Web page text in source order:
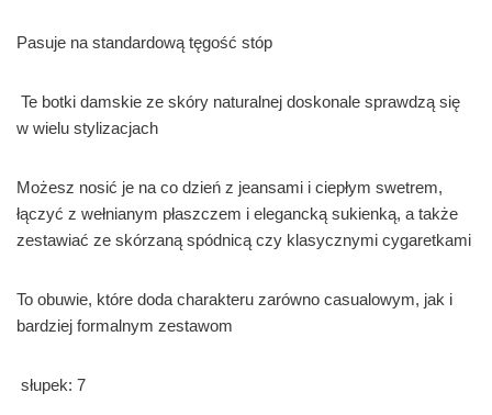
Pasuje na standardową tęgość stóp
Te botki damskie ze skóry naturalnej doskonale sprawdzą się
w wielu stylizacjach
Możesz nosić je na co dzień z jeansami i ciepłym swetrem,
łączyć z wełnianym płaszczem i elegancką sukienką, a także
zestawiać ze skórzaną spódnicą czy klasycznymi cygaretkami
To obuwie, które doda charakteru zarówno casualowym, jak i
bardziej formalnym zestawom
słupek: 7